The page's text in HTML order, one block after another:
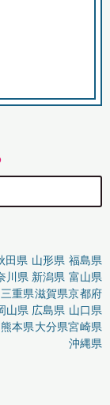
田県 山形県 福島県
川県 新潟県 富山県
三重県滋賀県京都府
山県 広島県 山口県
熊本県大分県宮崎県
沖縄県